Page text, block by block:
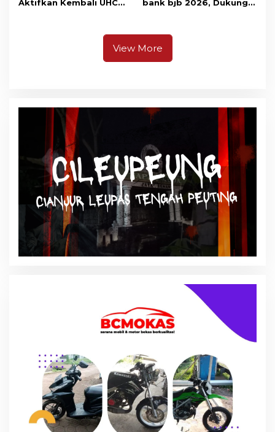
Aktifkan Kembali UHC
bank bjb 2026, Dukung
View More